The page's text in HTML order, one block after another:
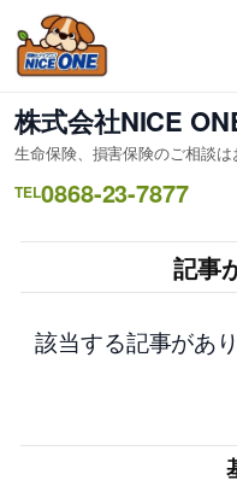
容
を
ス
キ
ッ
プ
株式会社NICE
生命保険、損害保険のご相談は
TEL0868-23-7877
記事
該当する記事があり